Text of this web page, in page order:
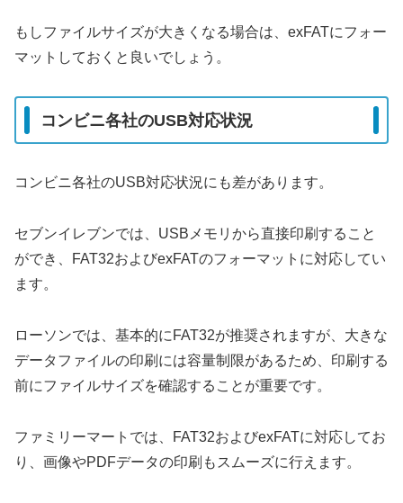
もしファイルサイズが大きくなる場合は、exFATにフォー
マットしておくと良いでしょう。
コンビニ各社のUSB対応状況
コンビニ各社のUSB対応状況にも差があります。
セブンイレブンでは、USBメモリから直接印刷すること
ができ、FAT32およびexFATのフォーマットに対応してい
ます。
ローソンでは、基本的にFAT32が推奨されますが、大きな
データファイルの印刷には容量制限があるため、印刷する
前にファイルサイズを確認することが重要です。
ファミリーマートでは、FAT32およびexFATに対応してお
り、画像やPDFデータの印刷もスムーズに行えます。